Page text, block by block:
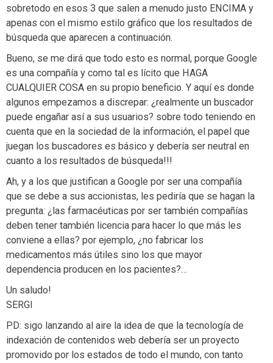
sobretodo en esos 3 que salen a menudo justo ENCIMA y
apenas con el mismo estilo gráfico que los resultados de
búsqueda que aparecen a continuación.
Bueno, se me dirá que todo esto es normal, porque Google
es una compañía y como tal es lícito que HAGA
CUALQUIER COSA en su propio beneficio. Y aquí es donde
algunos empezamos a discrepar: ¿realmente un buscador
puede engañar así a sus usuarios? sobre todo teniendo en
cuenta que en la sociedad de la información, el papel que
juegan los buscadores es básico y debería ser neutral en
cuanto a los resultados de búsqueda!!!
Ah, y a los que justifican a Google por ser una compañía
que se debe a sus accionistas, les pediría que se hagan la
pregunta: ¿las farmacéuticas por ser también compañías
deben tener también licencia para hacer lo que más les
conviene a ellas? por ejemplo, ¿no fabricar los
medicamentos más útiles sino los que mayor
dependencia producen en los pacientes?…
Un saludo!
SERGI
PD: sigo lanzando al aire la idea de que la tecnología de
indexación de contenidos web debería ser un proyecto
promovido por los estados de todo el mundo, con tanto